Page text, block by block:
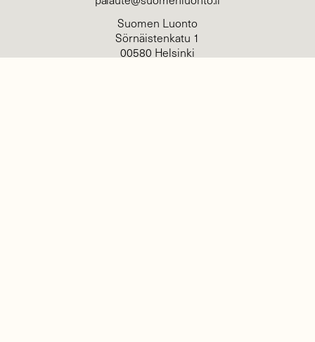
Suomen Luonto
Sörnäistenkatu 1
00580 Helsinki